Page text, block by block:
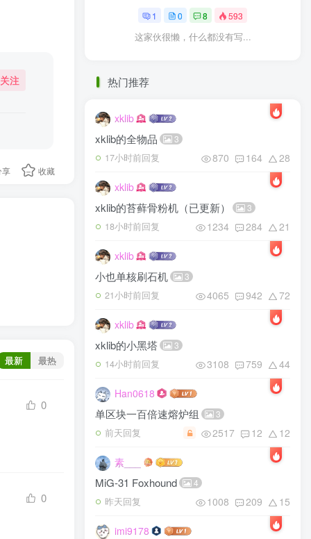
关注
享 收藏
最新 最热
0
0
1 0 8 593
这家伙很懒，什么都没有写...
热门推荐
xklib
xklib的全物品 3
17小时前回复 870 164 28
xklib
xklib的苔藓骨粉机（已更新） 3
18小时前回复 1234 284 21
xklib
小也单核刷石机 3
21小时前回复 4065 942 72
xklib
xklib的小黑塔 3
14小时前回复 3108 759 44
Han0618
单区块一百倍速熔炉组 3
前天回复 2517 12 12
素___
MiG-31 Foxhound 4
昨天回复 1008 209 15
imi9178